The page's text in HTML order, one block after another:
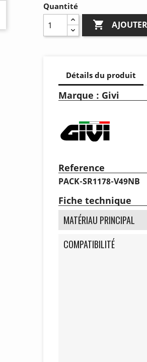
Quantité

Détails du produit
Marque : Givi
Reference
PACK-SR1178-V49NB
Fiche technique
MATÉRIAU PRINCIPAL
COMPATIBILITÉ